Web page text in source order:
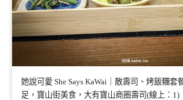
她說可愛 She Says KaWai｜散壽司、烤飯糰套
足，寶山街美食，大有寶山商圈壽司(線上：1)